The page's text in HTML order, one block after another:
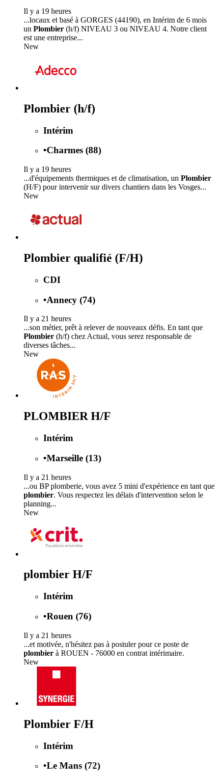
Il y a 19 heures
...locaux et basé à GORGES (44190), en Intérim de 6 mois
un Plombier (h/f) NIVEAU 3 ou NIVEAU 4. Notre client
est une entreprise...
New
Plombier (h/f)
Intérim
•Charmes (88)
Il y a 19 heures
...d'équipements thermiques et de climatisation, un Plombier
(H/F) pour intervenir sur divers chantiers dans les Vosges...
New
Plombier qualifié (F/H)
CDI
•Annecy (74)
Il y a 21 heures
...son métier, prêt à relever de nouveaux défis. En tant que
Plombier (h/f) chez Actual, vous serez responsable de
diverses tâches...
New
PLOMBIER H/F
Intérim
•Marseille (13)
Il y a 21 heures
...ou BP plomberie, vous avez 5 mini d'expérience en tant que
plombier. Vous respectez les délais d'intervention selon le
planning...
New
plombier H/F
Intérim
•Rouen (76)
Il y a 21 heures
...et motivée, n'hésitez pas à postuler pour ce poste de
plombier à ROUEN - 76000 en contrat intérimaire.
New
Plombier F/H
Intérim
•Le Mans (72)